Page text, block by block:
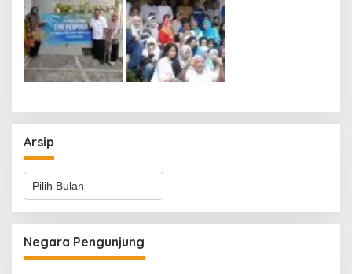
Arsip
Arsip
Negara Pengunjung